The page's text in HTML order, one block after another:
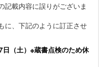
記載内容に誤りがございま
に、下記のように訂正させ
日（土）※蔵書点検のため休